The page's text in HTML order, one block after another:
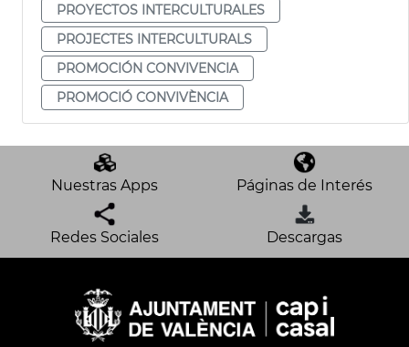
PROYECTOS INTERCULTURALES
PROJECTES INTERCULTURALS
PROMOCIÓN CONVIVENCIA
PROMOCIÓ CONVIVÈNCIA
Nuestras Apps Páginas de Interés
Redes Sociales Descargas